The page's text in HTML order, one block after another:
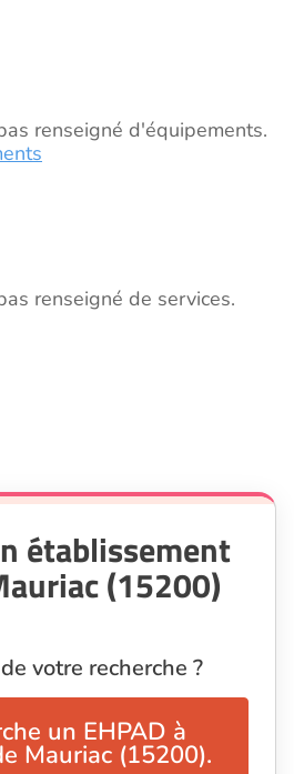
renseigné d'équipements.
renseigné de services.
établissement
(15200)
votre recherche ?
un EHPAD à
Mauriac (15200).